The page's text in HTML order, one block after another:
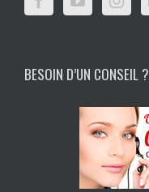
BESOIN D’UN CONSEIL ?